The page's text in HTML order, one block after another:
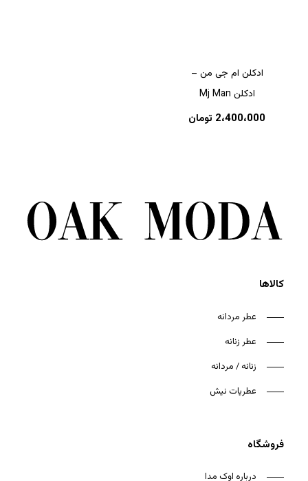
ادکلن ام جی من –
ادکلن Mj Man
2،400،000 تومان
کالاها
عطر مردانه
عطر زنانه
زنانه / مردانه
عطریات نیش
فروشگاه
درباره اوک مدا